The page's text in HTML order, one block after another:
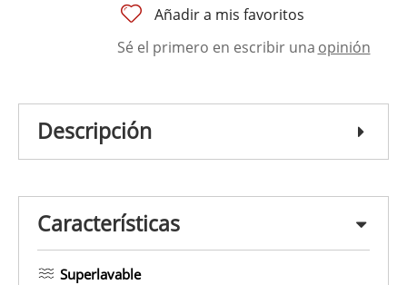
Añadir a mis favoritos
Sé el primero en escribir una opinión
Descripción
Características
Superlavable